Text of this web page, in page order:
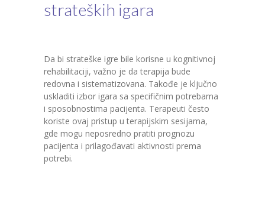
strateških igara
Da bi strateške igre bile korisne u kognitivnoj
rehabilitaciji, važno je da terapija bude
redovna i sistematizovana. Takođe je ključno
uskladiti izbor igara sa specifičnim potrebama
i sposobnostima pacijenta. Terapeuti često
koriste ovaj pristup u terapijskim sesijama,
gde mogu neposredno pratiti prognozu
pacijenta i prilagođavati aktivnosti prema
potrebi.